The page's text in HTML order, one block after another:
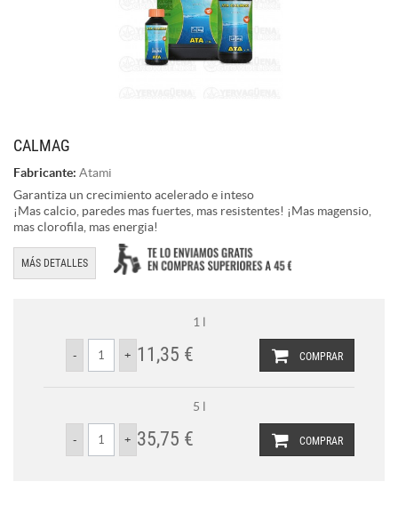
CALMAG
Fabricante: Atami
Garantiza un crecimiento acelerado e inteso
¡Mas calcio, paredes mas fuertes, mas resistentes! ¡Mas magensio,
mas clorofila, mas energia!
MÁS DETALLES
1 l
COMPRAR
11,35 €
5 l
COMPRAR
35,75 €